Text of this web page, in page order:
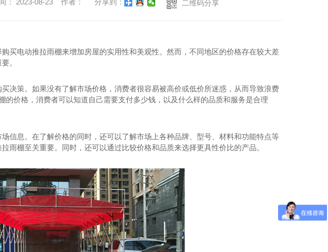
： 2023-08-23 作者： 分享到： 二维码分享
买电动推拉雨棚来增加房屋的实用性和美观性。然而，不同地区的价格存在较大差
。
决策。如果没有了解市场价格，消费者很容易被高价或低价所迷惑，从而导致浪费
的价格，消费者可以知道自己需要支付多少钱，以及什么样的品质和服务是合理
信息。在了解价格的同时，还可以了解市场上各种品牌、型号、材料和功能特点等
雨棚至关重要。同时，还可以通过比较价格和品质来选择更具性价比的产品。